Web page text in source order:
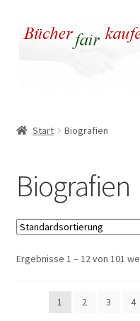
Zur
Navigation
Zum
Inhalt
Warenkorb
Warum fair kaufen
Start Biografien
Biografien
Ergebnisse 1 – 12 von 101
1 2 3 4